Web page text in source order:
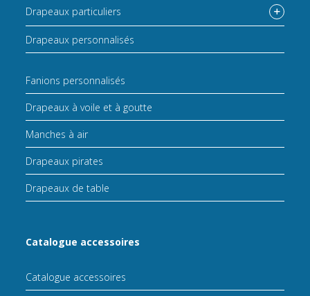
Drapeaux particuliers
Drapeaux personnalisés
Fanions personnalisés
Drapeaux à voile et à goutte
Manches à air
Drapeaux pirates
Drapeaux de table
Catalogue accessoires
Catalogue accessoires